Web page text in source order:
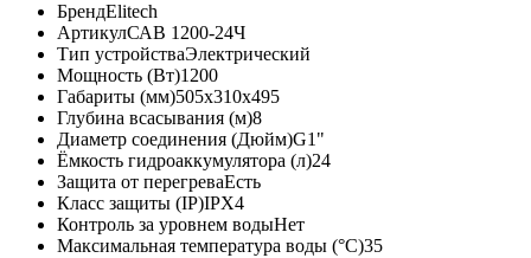
БрендElitech
АртикулСАВ 1200-24Ч
Тип устройстваЭлектрический
Мощность (Вт)1200
Габариты (мм)505x310x495
Глубина всасывания (м)8
Диаметр соединения (Дюйм)G1"
Ёмкость гидроаккумулятора (л)24
Защита от перегреваЕсть
Класс защиты (IP)IPX4
Контроль за уровнем водыНет
Максимальная температура воды (°С)35